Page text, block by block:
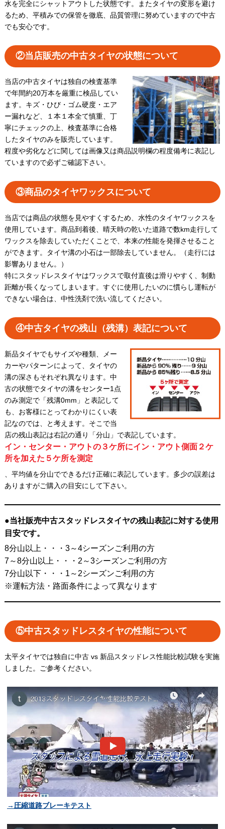
水を完全にシャットアウトした状態です。またタイヤの変形を避け
るため、平積みでの保管を徹底、品質管理に努めていますので中古
でも安心です。
②当店販売の中古タイヤの状態について
当店の中古タイヤは独自の検査基準
で年間約20万本を厳重に検品してい
ます。キズ・ひび・ゴム硬度・エア
ー漏れなど、１本１本全て慎重、丁
寧にチェックの上、検査基準に合格
したタイヤのみを販売しています。
程度や劣化などに関しては画像又は商品説明欄の程度備考に表記し
ていますので必ずご確認下さい。
③商品のタイヤワックスについて
当店では商品の状態を見やすくするため、水性のタイヤワックスを
使用しています。商品到着後、晴天時の乾いた道路で数km走行して
ワックスを除去していただくことで、本来の性能を発揮させること
ができます。タイヤ溝の小石は一部除去していません。（走行には
影響ありません。）
特にスタッドレスタイヤはワックスで取付直後は滑りやすく、制動
距離が長くなってしまいます。すぐに使用したいのに慣らし運転が
できない場合は、中性洗剤で洗い流してください。
④中古タイヤの残山（残溝）表記について
新品タイヤでもサイズや種類、メー
カーやパターンによって、タイヤの
溝の深さもそれぞれ異なります。中
古の状態でタイヤの溝をセンター1点
のみ測定で「残溝0mm」と表記して
も、お客様にとってわかりにくい表
記なのでは、と考えます。そこで当
店の残山表記は右記の通り「分山」で表記しています。
イン・センター・アウトの３ケ所にイン・アウト側面２ケ
所を加えた５ケ所を測定
、平均値を分山でできるだけ正確に表記しています。多少の誤差は
ありますがご購入の目安にして下さい。
●当社販売中古スタッドレスタイヤの残山表記に対する使用
目安です。
8分山以上・・・3～4シーズンご利用の方
7～8分山以上・・・2～3シーズンご利用の方
7分山以下・・・1～2シーズンご利用の方
※運転方法・路面条件によって異なります
⑤中古スタッドレスタイヤの性能について
太平タイヤでは独自に中古 vs 新品スタッドレス性能比較試験を実施
しました。ご参考ください。
→圧縮道路ブレーキテスト